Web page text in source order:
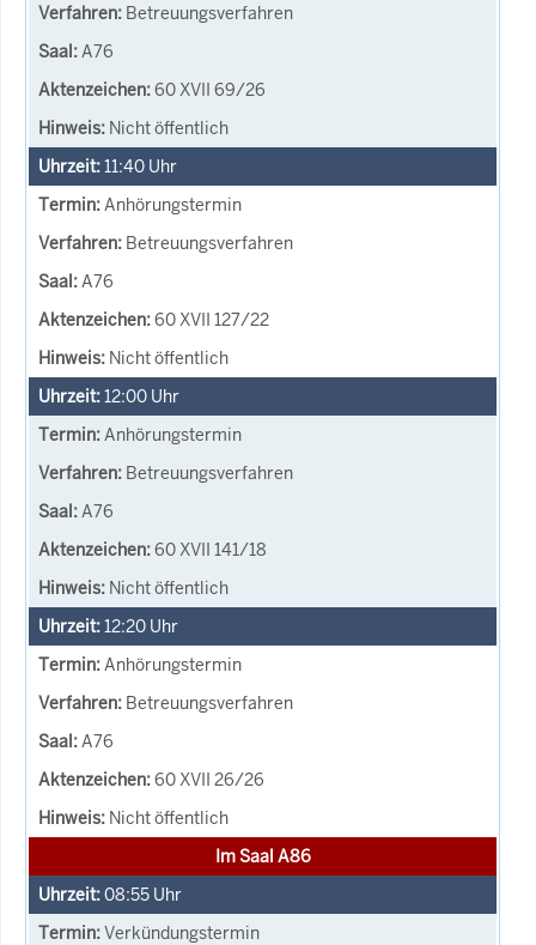
Betreuungsverfahren
A76
60 XVII 69/26
Nicht öffentlich
11:40 Uhr
Anhörungstermin
Betreuungsverfahren
A76
60 XVII 127/22
Nicht öffentlich
12:00 Uhr
Anhörungstermin
Betreuungsverfahren
A76
60 XVII 141/18
Nicht öffentlich
12:20 Uhr
Anhörungstermin
Betreuungsverfahren
A76
60 XVII 26/26
Nicht öffentlich
Im Saal A86
08:55 Uhr
Verkündungstermin